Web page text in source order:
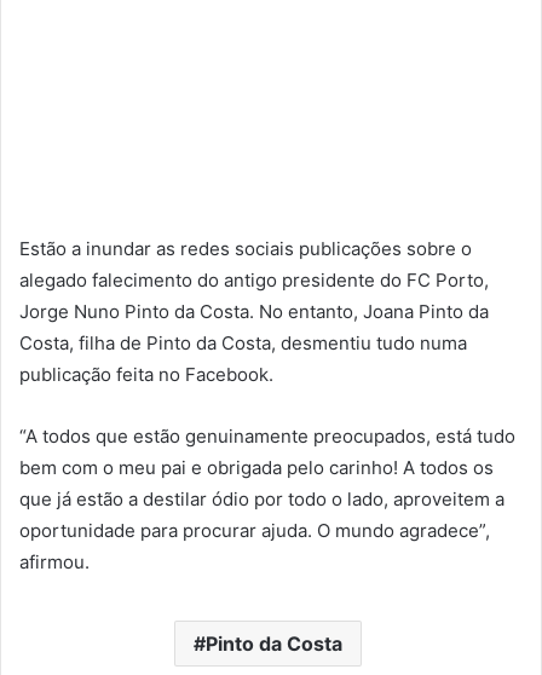
Estão a inundar as redes sociais publicações sobre o
alegado falecimento do antigo presidente do FC Porto,
Jorge Nuno Pinto da Costa. No entanto, Joana Pinto da
Costa, filha de Pinto da Costa, desmentiu tudo numa
publicação feita no Facebook.
“A todos que estão genuinamente preocupados, está tudo
bem com o meu pai e obrigada pelo carinho! A todos os
que já estão a destilar ódio por todo o lado, aproveitem a
oportunidade para procurar ajuda. O mundo agradece”,
afirmou.
Pinto da Costa